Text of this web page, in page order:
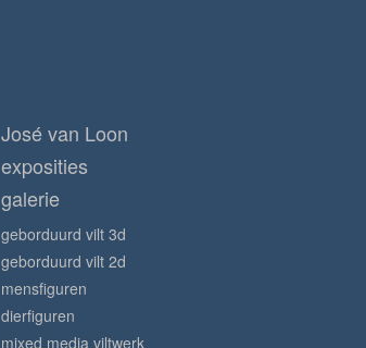
José van Loon
exposities
galerie
geborduurd vilt 3d
geborduurd vilt 2d
mensfiguren
dierfiguren
mixed media viltwerk